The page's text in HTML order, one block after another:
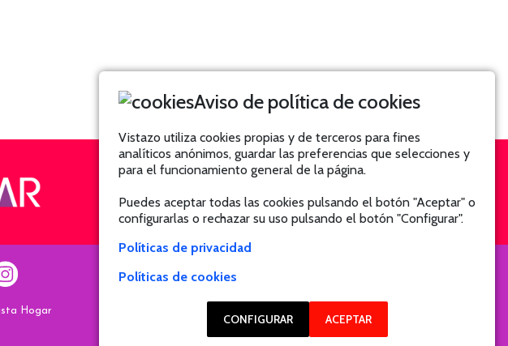
Hogar
Aviso de política de cookies
Vistazo utiliza cookies propias y de terceros para fines
analíticos anónimos, guardar las preferencias que selecciones y
para el funcionamiento general de la página.
Puedes aceptar todas las cookies pulsando el botón "Aceptar" o
configurarlas o rechazar su uso pulsando el botón "Configurar".
Políticas de privacidad
Políticas de cookies
CONFIGURAR ACEPTAR